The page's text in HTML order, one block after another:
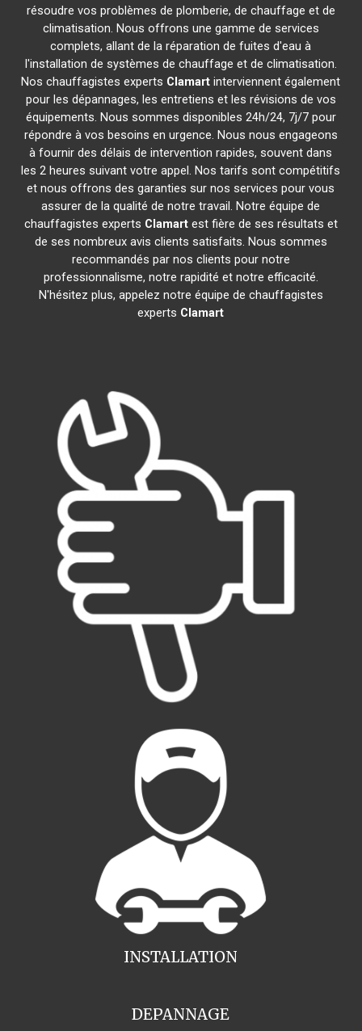
résoudre vos problèmes de plomberie, de chauffage et de
climatisation. Nous offrons une gamme de services
complets, allant de la réparation de fuites d'eau à
l'installation de systèmes de chauffage et de climatisation.
Nos chauffagistes experts Clamart interviennent également
pour les dépannages, les entretiens et les révisions de vos
équipements. Nous sommes disponibles 24h/24, 7j/7 pour
répondre à vos besoins en urgence. Nous nous engageons
à fournir des délais de intervention rapides, souvent dans
les 2 heures suivant votre appel. Nos tarifs sont compétitifs
et nous offrons des garanties sur nos services pour vous
assurer de la qualité de notre travail. Notre équipe de
chauffagistes experts Clamartest fière de ses résultats et
de ses nombreux avis clients satisfaits. Nous sommes
recommandés par nos clients pour notre
professionnalisme, notre rapidité et notre efficacité.
N'hésitez plus, appelez notre équipe de chauffagistes
experts Clamart
INSTALLATION
DEPANNAGE